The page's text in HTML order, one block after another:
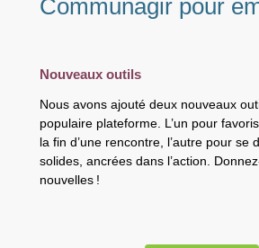
Communagir pour
Nouveaux outils
Nous avons ajouté deux nouveaux
populaire plateforme. L’un pour
la fin d’une rencontre, l’autre pour se
solides, ancrées dans l’action.
nouvelles !